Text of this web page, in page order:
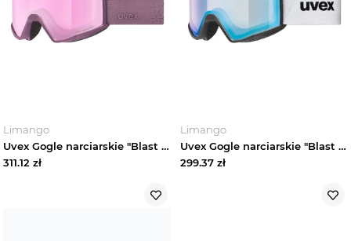
Limango
Uvex Gogle narciarskie "Blast FM" w kolorze fioletowym rozmiar: onesize
311.12 zł
Limango
Uvex Gogle narciarskie "Blast FM" w kolorze błękitno-białym rozmiar: onesize
299.37 zł